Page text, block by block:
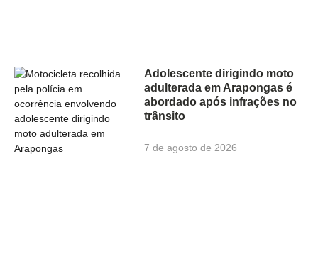
Adolescente dirigindo moto
adulterada em Arapongas é
abordado após infrações no
trânsito
7 de agosto de 2026